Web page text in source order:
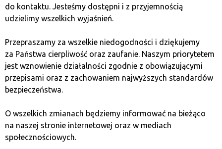
Wszystkie transakcje dokonywane
w naszych kantorach stacjonarnych,
i sprzedaż kryptowalut, są w pełni
anonimowe, jeśli mieszczą się w limitach
ustalonych przez przepisy.
Bezpieczeństwo
Gwarantujemy bezpieczny zakup
oraz sprzedaż kryptowalut.
transakcje realizowane są z zachowaniem
do kontaktu. Jesteśmy dostępni i z przyjemnością
udzielimy wszelkich wyjaśnień.
Przepraszamy za wszelkie niedogodności i dziękujemy
za Państwa cierpliwość oraz zaufanie. Naszym priorytetem
jest wznowienie działalności zgodnie z obowiązującymi
przepisami oraz z zachowaniem najwyższych standardów
bezpieczeństwa.
O wszelkich zmianach będziemy informować na bieżąco
na naszej stronie internetowej oraz w mediach
społecznościowych.